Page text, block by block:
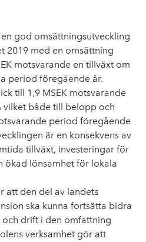
god omsättningsutveckling
2019 med en omsättning
motsvarande en tillväxt om
period föregående år.
till 1,9 MSEK motsvarande
vilket både till belopp och
period föregående
är en konsekvens av
tillväxt, investeringar för
ökad lönsamhet för lokala
att den del av landets
ska kunna fortsätta bidra
drift i den omfattning
verksamhet gör att